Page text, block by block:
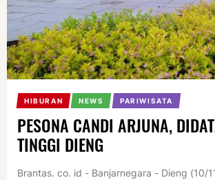
HIBURAN NEWS PARIWISATA
PESONA CANDI ARJUNA,
TINGGI DIENG
Brantas. co. id - Banjarnegara - Dieng (10/